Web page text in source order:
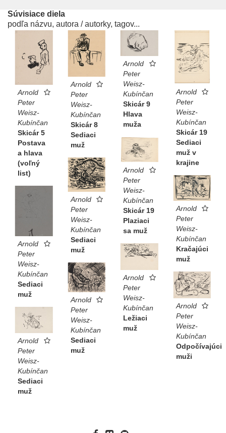
Súvisiace diela
podľa názvu, autora / autorky, tagov...
Arnold
Peter
Weisz-
Kubínčan
Skicár 5
Postava
a hlava
(voľný
list)
Arnold
Peter
Weisz-
Kubínčan
Skicár 8
Sediaci
muž
Arnold
Peter
Weisz-
Kubínčan
Skicár 9
Hlava
muža
Arnold
Peter
Weisz-
Kubínčan
Skicár 19
Sediaci
muž v
krajine
Arnold
Peter
Weisz-
Kubínčan
Skicár 19
Plaziaci
sa muž
Arnold
Peter
Weisz-
Kubínčan
Sediaci
muž
Arnold
Peter
Weisz-
Kubínčan
Kračajúci
muž
Arnold
Peter
Weisz-
Kubínčan
Sediaci
muž
Arnold
Peter
Weisz-
Kubínčan
Ležiaci
muž
Arnold
Peter
Weisz-
Kubínčan
Sediaci
muž
Arnold
Peter
Weisz-
Kubínčan
Odpočívajúci
muži
Arnold
Peter
Weisz-
Kubínčan
Sediaci
muž